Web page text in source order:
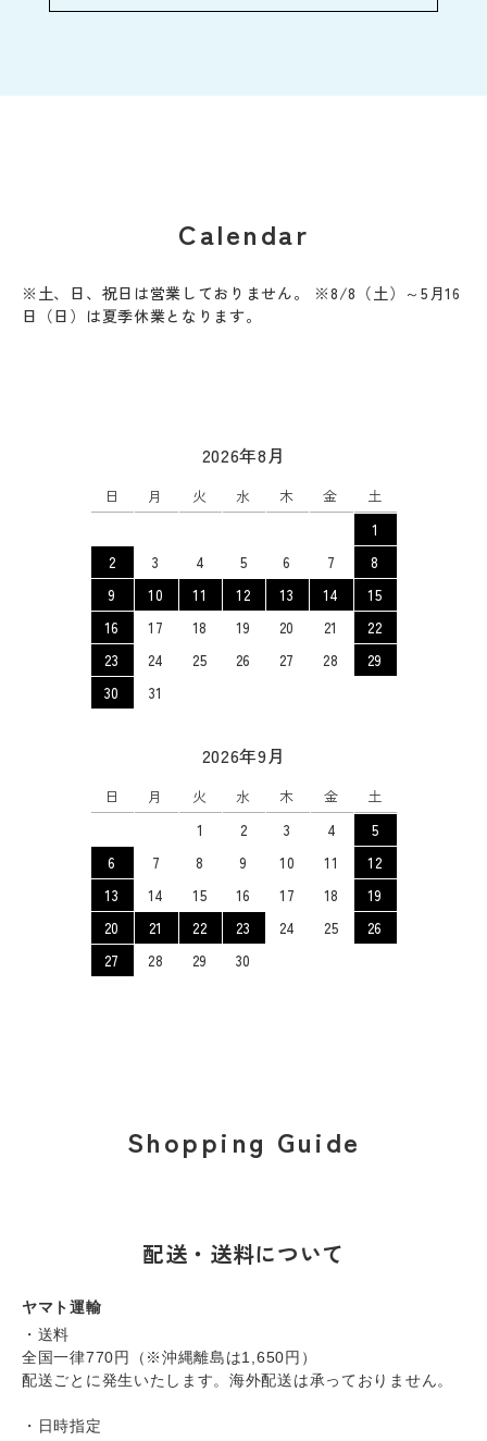
Calendar
※土、日、祝日は営業しておりません。 ※8/8（土）～5月16
日（日）は夏季休業となります。
2026年8月
日 月 火 水 木 金
土
1
2
3 4 5 6 7
8
9
10 11 12 13 14
15
16
17 18 19 20 21
22
23
24 25 26 27 28
29
30
31
2026年9月
日 月 火 水 木 金
土
1
2 3 4
5
6
7 8 9 10 11
12
13
14 15 16 17 18
19
20
21 22 23 24 25
26
27
28 29 30
Shopping Guide
配送・送料について
ヤマト運輸
・送料
全国一律770円（※沖縄離島は1,650円）
配送ごとに発生いたします。海外配送は承っておりません。
・日時指定